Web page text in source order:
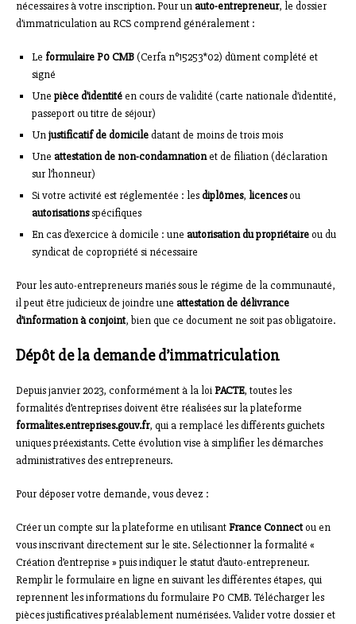
nécessaires à votre inscription. Pour unauto-entrepreneur, le dossier
d’immatriculation au RCS comprend généralement :
Le formulaire P0 CMB(Cerfa n°15253*02) dûment complété et
signé
Une pièce d’identitéen cours de validité (carte nationale d’identité,
passeport ou titre de séjour)
Unjustificatif de domiciledatant de moins de trois mois
Une attestation de non-condamnationet de filiation (déclaration
sur l’honneur)
Si votre activité est réglementée : lesdiplômes, licencesou
autorisationsspécifiques
En cas d’exercice à domicile : une autorisation du propriétaireou du
syndicat de copropriété si nécessaire
Pour les auto-entrepreneurs mariés sous le régime de la communauté,
il peut être judicieux de joindre une attestation de délivrance
d’information à conjoint, bien que ce document ne soit pas obligatoire.
Dépôt de la demande d’immatriculation
Depuis janvier 2023, conformément à la loiPACTE, toutes les
formalités d’entreprises doivent être réalisées sur la plateforme
formalites.entreprises.gouv.fr, qui a remplacé les différents guichets
uniques préexistants. Cette évolution vise à simplifier les démarches
administratives des entrepreneurs.
Pour déposer votre demande, vous devez :
Créer un compte sur la plateforme en utilisantFrance Connectou en
vous inscrivant directement sur le site. Sélectionner la formalité «
Création d’entreprise » puis indiquer le statut d’auto-entrepreneur.
Remplir le formulaire en ligne en suivant les différentes étapes, qui
reprennent les informations du formulaire P0 CMB. Télécharger les
pièces justificatives préalablement numérisées. Valider votre dossier et